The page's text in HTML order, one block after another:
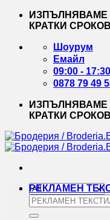
Skip
ИЗПЪЛНЯВАМЕ
КРАТКИ
Шоурум
Емайл
09:00 - 17:30
0878 79 49
ИЗПЪЛНЯВАМЕ
КРАТКИ
Търсене
за:
РЕКЛАМЕН